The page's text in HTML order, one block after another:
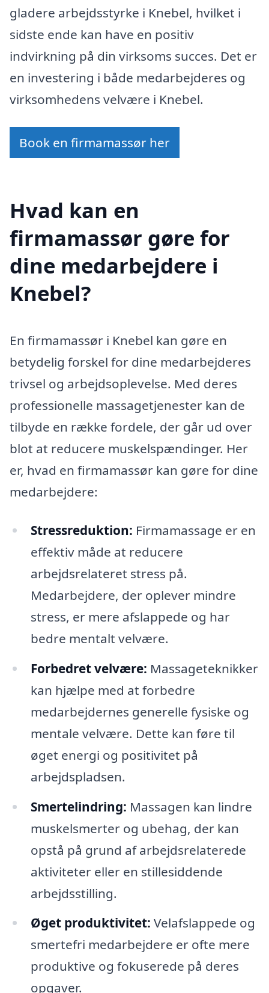
gladere arbejdsstyrke i Knebel, hvilket i
sidste ende kan have en positiv
indvirkning på din virksoms succes. Det er
en investering i både medarbejderes og
virksomhedens velvære i Knebel.
Book en firmamassør her
Hvad kan en
firmamassør gøre for
dine medarbejdere i
Knebel?
En firmamassør i Knebel kan gøre en
betydelig forskel for dine medarbejderes
trivsel og arbejdsoplevelse. Med deres
professionelle massagetjenester kan de
tilbyde en række fordele, der går ud over
blot at reducere muskelspændinger. Her
er, hvad en firmamassør kan gøre for dine
medarbejdere:
Stressreduktion: Firmamassage er en
effektiv måde at reducere
arbejdsrelateret stress på.
Medarbejdere, der oplever mindre
stress, er mere afslappede og har
bedre mentalt velvære.
Forbedret velvære: Massageteknikker
kan hjælpe med at forbedre
medarbejdernes generelle fysiske og
mentale velvære. Dette kan føre til
øget energi og positivitet på
arbejdspladsen.
Smertelindring: Massagen kan lindre
muskelsmerter og ubehag, der kan
opstå på grund af arbejdsrelaterede
aktiviteter eller en stillesiddende
arbejdsstilling.
Øget produktivitet: Velafslappede og
smertefri medarbejdere er ofte mere
produktive og fokuserede på deres
opgaver.